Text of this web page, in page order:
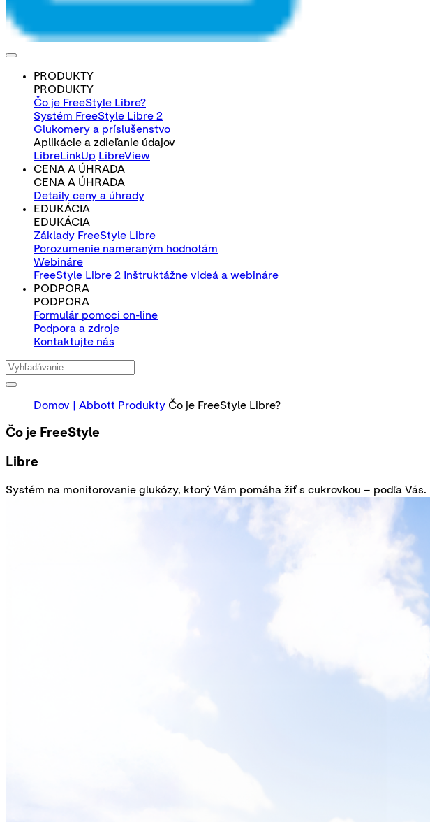
PRODUKTY
PRODUKTY
Čo je FreeStyle Libre?
Systém FreeStyle Libre 2
Glukomery a príslušenstvo
Aplikácie a zdieľanie údajov
LibreLinkUp LibreView
CENA A ÚHRADA
CENA A ÚHRADA
Detaily ceny a úhrady
EDUKÁCIA
EDUKÁCIA
Základy FreeStyle Libre
Porozumenie nameraným hodnotám
Webináre
FreeStyle Libre 2 Inštruktážne videá a webináre
PODPORA
PODPORA
Formulár pomoci on-line
Podpora a zdroje
Kontaktujte nás
Domov | Abbott Produkty Čo je FreeStyle Libre?
Čo je FreeStyle
Libre
Systém na monitorovanie glukózy, ktorý Vám pomáha žiť s cukrovkou – podľa Vás.